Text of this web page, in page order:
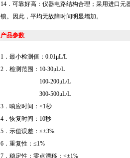
14．可靠好高：仪器电路结构合理；采用进口
锁。因此，平均无故障时间明显增加。
产品参数
1．最小检测值：0.01μL/L
2．检测范围：10-30μL/L
100-200μL/L
300-500μL/L
3．响应时间：<1秒
4．恢复时间：10秒
5．示值误差：≤±3%
6．重复性：≤1%
7．稳定性：零点漂移：<±1%